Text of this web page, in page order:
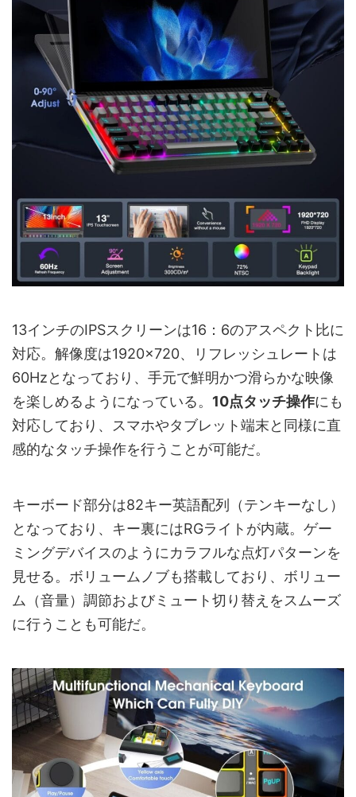
13インチのIPSスクリーンは16：6のアスペクト比に
対応。解像度は1920×720、リフレッシュレートは
60Hzとなっており、手元で鮮明かつ滑らかな映像
を楽しめるようになっている。 10点タッチ操作にも
対応しており、スマホやタブレット端末と同様に直
感的なタッチ操作を行うことが可能だ。
キーボード部分は82キー英語配列（テンキーなし）
となっており、キー裏にはRGライトが内蔵。ゲー
ミングデバイスのようにカラフルな点灯パターンを
見せる。ボリュームノブも搭載しており、ボリュー
ム（音量）調節およびミュート切り替えをスムーズ
に行うことも可能だ。